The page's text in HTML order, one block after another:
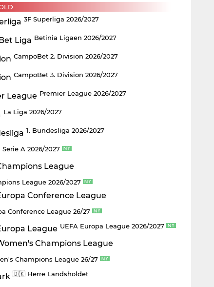
3F Superliga 2026/2027
Betinia Ligaen 2026/2027
CampoBet 2. Division 2026/2027
CampoBet 3. Division 2026/2027
Premier League 2026/2027
La Liga 2026/2027
1. Bundesliga 2026/2027
Serie A 2026/2027
League 2026/2027
Conference League 26/27
UEFA Europa League 2026/2027
Champions League 26/27
🇩🇰 Herre Landsholdet